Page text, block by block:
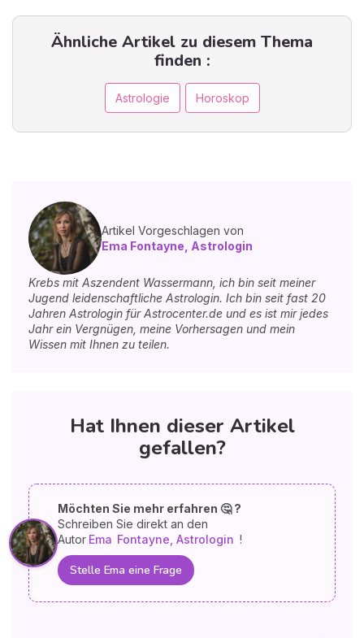
Ähnliche Artikel zu diesem Thema
finden :
Astrologie Horoskop
Artikel Vorgeschlagen von
Ema Fontayne, Astrologin
Krebs mit Aszendent Wassermann, ich bin seit meiner
Jugend leidenschaftliche Astrologin. Ich bin seit fast 20
Jahren Astrologin für Astrocenter.de und es ist mir jedes
Jahr ein Vergnügen, meine Vorhersagen und mein
Wissen mit Ihnen zu teilen.
Hat Ihnen dieser Artikel
gefallen?
Möchten Sie mehr erfahren 🤔 ?
Schreiben Sie direkt an den
Autor Ema Fontayne, Astrologin !
Stelle Ema eine Frage